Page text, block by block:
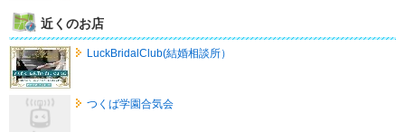
近くのお店
LuckBridalClub(結婚相談所）
つくば学園合気会